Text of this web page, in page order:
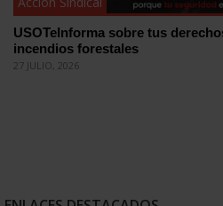
USOTeInforma sobre tus
incendios forestales
27 JULIO, 2026